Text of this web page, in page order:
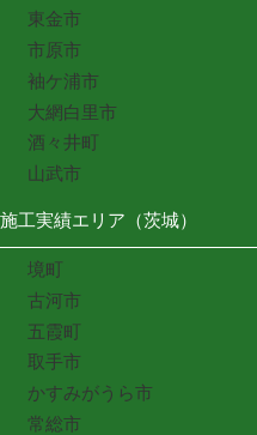
東金市
市原市
袖ケ浦市
大網白里市
酒々井町
山武市
施工実績エリア（茨城）
境町
古河市
五霞町
取手市
かすみがうら市
常総市